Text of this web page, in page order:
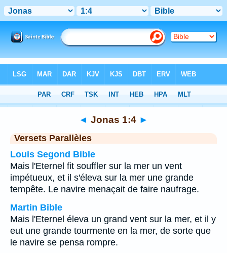
Chapitre 1> Verset 4
◄ Jonas 1:4 ►
Versets Parallèles
Louis Segond Bible
Mais l'Eternel fit souffler sur la mer un vent
impétueux, et il s'éleva sur la mer une grande
tempête. Le navire menaçait de faire naufrage.
Martin Bible
Mais l'Eternel éleva un grand vent sur la mer, et il y
eut une grande tourmente en la mer, de sorte que
le navire se pensa rompre.